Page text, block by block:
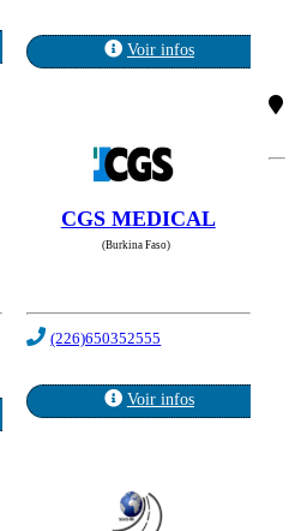
Voir infos
CGS MEDICAL
(Burkina Faso)
(226)650352555
Voir infos